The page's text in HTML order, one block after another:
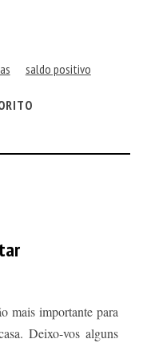
saldo positivo
mais importante para
Deixo-vos alguns